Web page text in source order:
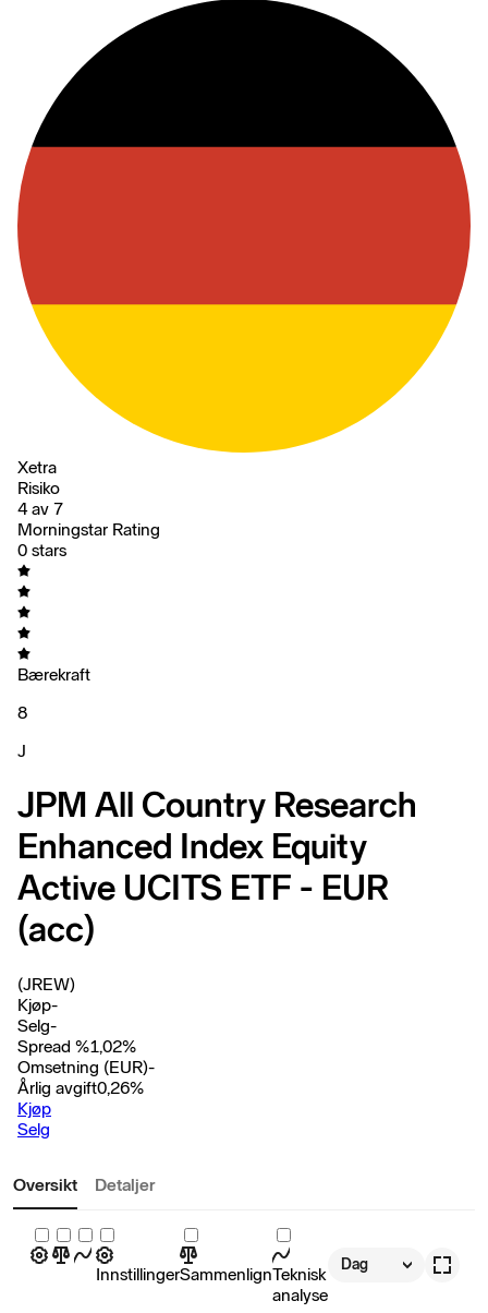
Xetra
Risiko
4 av 7
Morningstar Rating
0 stars
Bærekraft
8
J
JPM All Country Research
Enhanced Index Equity
Active UCITS ETF - EUR
(acc)
(JREW)
Kjøp-
Selg-
Spread %1,02%
Omsetning (EUR)-
Årlig avgift0,26%
Kjøp
Selg
Oversikt Detaljer
InnstillingerSammenlignTeknisk
analyse
Dag